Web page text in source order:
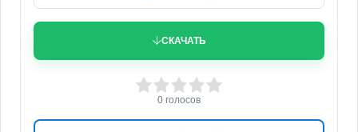
СКАЧАТЬ
3 4 5
0 голосов